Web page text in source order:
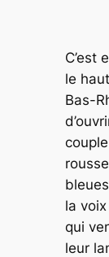
C’est
le
Bas-
la
qui
leur